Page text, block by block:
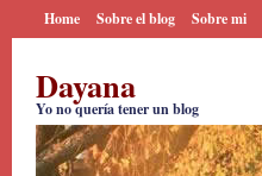
Home Sobre el blog Sobre mi
Dayana
Yo no quería tener un blog